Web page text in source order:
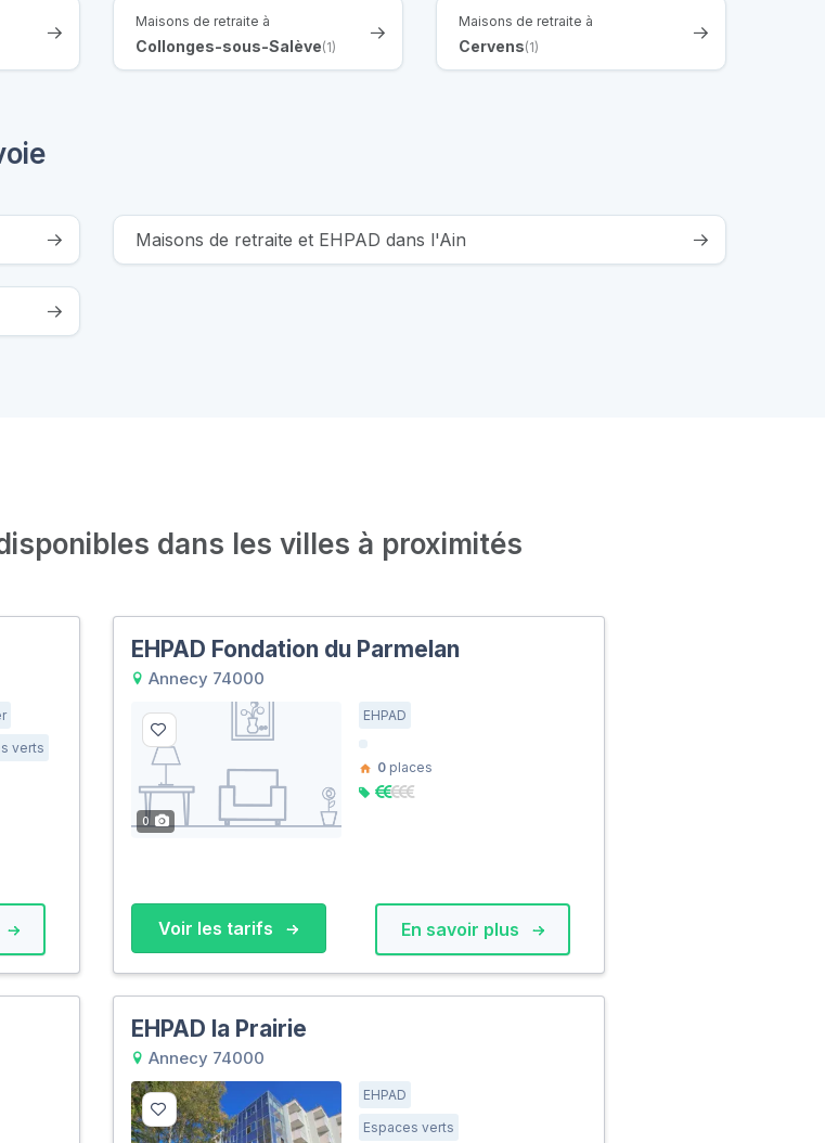
Maisons de retraite à
Collonges-sous-Salève(1)
Maisons de retraite à
Cervens(1)
Maisons de retraite et EHPAD dans l'Ain
dans les villes à proximités
verts
EHPAD Fondation du Parmelan
Annecy 74000
0
EHPAD
0 places
Voir les tarifs En savoir plus
EHPAD la Prairie
Annecy 74000
EHPAD
Espaces verts